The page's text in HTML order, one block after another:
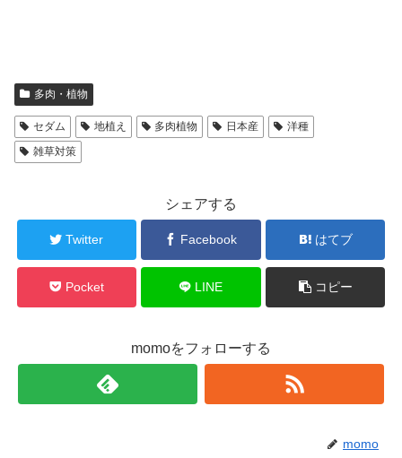
多肉・植物
セダム 地植え 多肉植物 日本産
洋種
雑草対策
シェアする
Twitter Facebook はてブ
Pocket LINE コピー
momoをフォローする
momo